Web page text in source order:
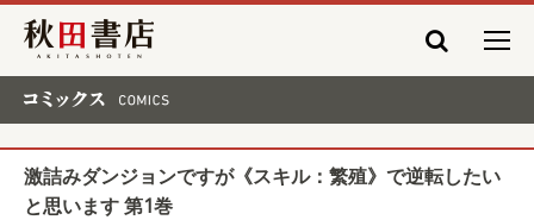
秋田書店
激詰みダンジョンですが《スキル：繁殖》で逆転したい
と思います 第1巻